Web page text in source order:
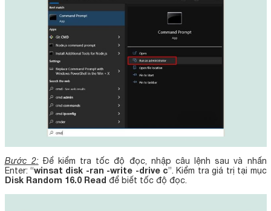
Bước 2:Để kiểm tra tốc độ đọc, nhập câu lệnh sau và nhấn
Enter: “winsat disk -ran -write -drive c”. Kiểm tra giá trị tại mục
Disk Random 16.0 Read để biết tốc độ đọc.